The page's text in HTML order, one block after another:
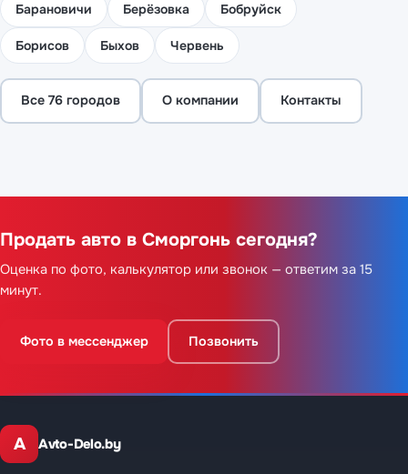
Барановичи Берёзовка Бобруйск
Борисов Быхов Червень
Все 76 городов О компании Контакты
Продать авто в Сморгонь сегодня?
Оценка по фото, калькулятор или звонок — ответим за 15
минут.
Фото в мессенджер Позвонить
A Avto-Delo.by